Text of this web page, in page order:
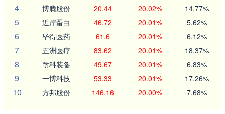
4 博腾股份 20.44 20.02% 14.77%
5 近岸蛋白 46.72 20.01% 5.62%
6 毕得医药 61.6 20.01% 6.12%
7 五洲医疗 83.62 20.01% 18.37%
8 耐科装备 49.67 20.01% 6.83%
9 一博科技 53.33 20.01% 17.26%
10 方邦股份 146.16 20.00% 7.68%